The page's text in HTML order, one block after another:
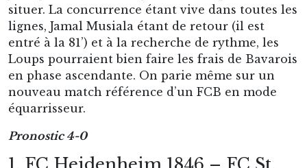
situer. La concurrence étant vive dans toutes les
lignes, Jamal Musiala étant de retour (il est
entré à la 81’) et à la recherche de rythme, les
Loups pourraient bien faire les frais de Bavarois
en phase ascendante. On parie même sur un
nouveau match référence d’un FCB en mode
équarrisseur.
Pronostic 4-0